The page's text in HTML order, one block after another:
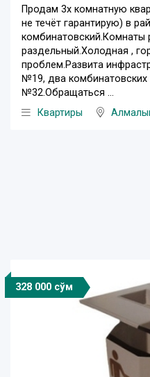
Продам 3х комнатную
не течёт гарантирую) в
комбинатовский.Комнаты
раздельный.Холодная ,
проблем.Развита
№19, два
№32.Обращаться ...
Квартиры
328 000 сўм